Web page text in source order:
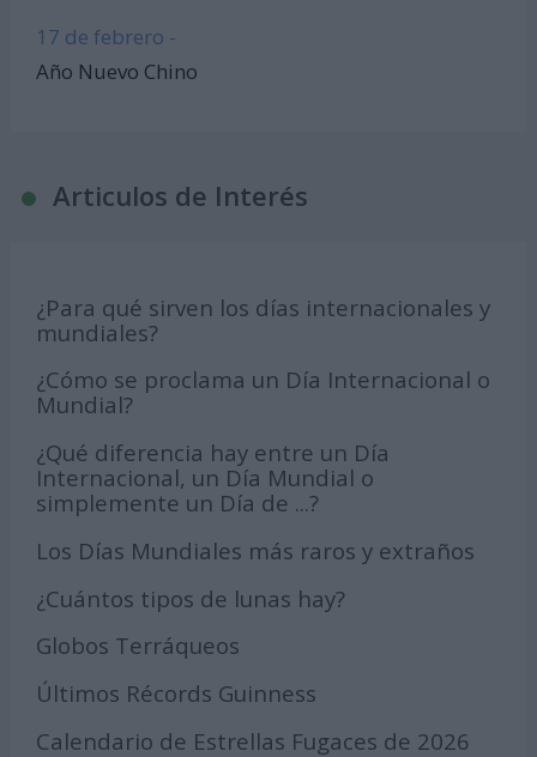
17 de febrero -
Año Nuevo Chino
Articulos de Interés
¿Para qué sirven los días internacionales y
mundiales?
¿Cómo se proclama un Día Internacional o
Mundial?
¿Qué diferencia hay entre un Día
Internacional, un Día Mundial o
simplemente un Día de ...?
Los Días Mundiales más raros y extraños
¿Cuántos tipos de lunas hay?
Globos Terráqueos
Últimos Récords Guinness
Calendario de Estrellas Fugaces de 2026